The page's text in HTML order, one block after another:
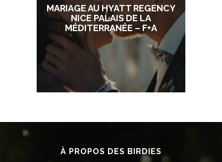
MARIAGE AU HYATT REGENCY
NICE PALAIS DE LA
MÉDITERRANÉE – F+A
À PROPOS DES BIRDIES